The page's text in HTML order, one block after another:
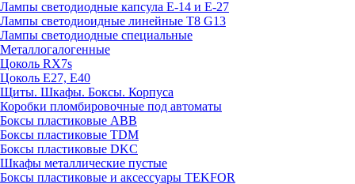
Лампы светодиодные капсула Е-14 и Е-27
Лампы светодиоидные линейные T8 G13
Лампы светодиодные специальные
Металлогалогенные
Цоколь RX7s
Цоколь Е27, E40
Щиты. Шкафы. Боксы. Корпуса
Коробки пломбировочные под автоматы
Боксы пластиковые ABB
Боксы пластиковые TDM
Боксы пластиковые DKC
Шкафы металлические пустые
Боксы пластиковые и аксессуары TEKFOR